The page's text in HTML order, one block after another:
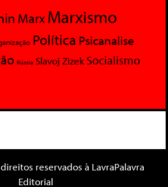
MarxMarxismo
Política Psicanalise
Rússia Slavoj Zizek Socialismo
reservados à LavraPalavra
Editorial